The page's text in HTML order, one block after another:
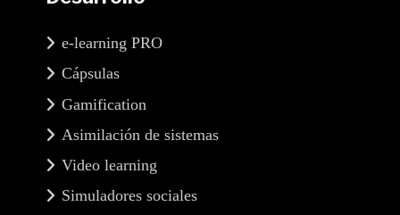
e-learning PRO
Cápsulas
Gamification
Asimilación de sistemas
Video learning
Simuladores sociales